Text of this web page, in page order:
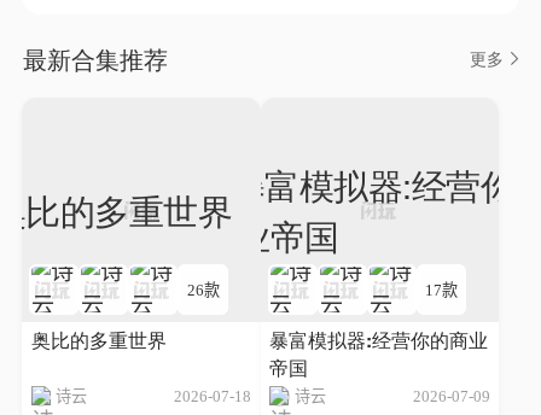
最新合集推荐 更多
26款
奥比的多重世界
诗云 2026-07-18
17款
暴富模拟器:经营你的商业
帝国
诗云 2026-07-09